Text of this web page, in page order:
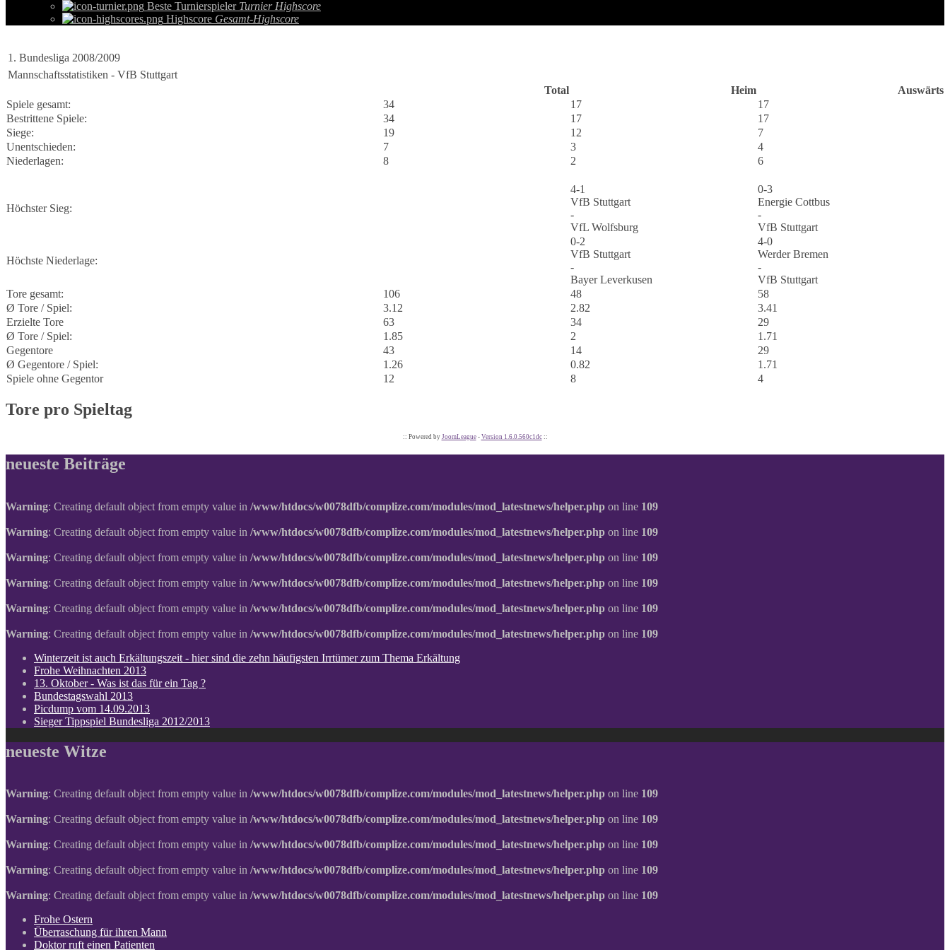
Beste Turnierspieler Turnier Highscore
Highscore Gesamt-Highscore
1. Bundesliga 2008/2009
Mannschaftsstatistiken - VfB Stuttgart
Total
Heim
Auswärts
Spiele gesamt:
34 17
17
Bestrittene Spiele:
34 17
17
Siege:
19 12
7
Unentschieden:
7 3
4
Niederlagen:
8 2 6
Höchster Sieg:
4-1
VfB Stuttgart
-
VfL Wolfsburg
0-3
Energie Cottbus
-
VfB Stuttgart
Höchste Niederlage:
0-2
VfB Stuttgart
-
Bayer Leverkusen
4-0
Werder Bremen
-
VfB Stuttgart
Tore gesamt:
106 48
58
Ø Tore / Spiel:
3.12 2.82
3.41
Erzielte Tore
63 34
29
Ø Tore / Spiel:
1.85 2
1.71
Gegentore
43 14
29
Ø Gegentore / Spiel:
1.26 0.82
1.71
Spiele ohne Gegentor
12 8 4
Tore pro Spieltag
:: Powered by JoomLeague- Version 1.6.0.560c1dc::
neueste Beiträge
Warning: Creating default object from empty value in /www/htdocs/w0078dfb/complize.com/modules/mod_latestnews/helper.php on line 109
Warning: Creating default object from empty value in /www/htdocs/w0078dfb/complize.com/modules/mod_latestnews/helper.php on line 109
Warning: Creating default object from empty value in /www/htdocs/w0078dfb/complize.com/modules/mod_latestnews/helper.php on line 109
Warning: Creating default object from empty value in /www/htdocs/w0078dfb/complize.com/modules/mod_latestnews/helper.php on line 109
Warning: Creating default object from empty value in /www/htdocs/w0078dfb/complize.com/modules/mod_latestnews/helper.php on line 109
Warning: Creating default object from empty value in /www/htdocs/w0078dfb/complize.com/modules/mod_latestnews/helper.php on line 109
Winterzeit ist auch Erkältungszeit - hier sind die zehn häufigsten Irrtümer zum Thema Erkältung
Frohe Weihnachten 2013
13. Oktober - Was ist das für ein Tag ?
Bundestagswahl 2013
Picdump vom 14.09.2013
Sieger Tippspiel Bundesliga 2012/2013
neueste Witze
Warning: Creating default object from empty value in /www/htdocs/w0078dfb/complize.com/modules/mod_latestnews/helper.php on line 109
Warning: Creating default object from empty value in /www/htdocs/w0078dfb/complize.com/modules/mod_latestnews/helper.php on line 109
Warning: Creating default object from empty value in /www/htdocs/w0078dfb/complize.com/modules/mod_latestnews/helper.php on line 109
Warning: Creating default object from empty value in /www/htdocs/w0078dfb/complize.com/modules/mod_latestnews/helper.php on line 109
Warning: Creating default object from empty value in /www/htdocs/w0078dfb/complize.com/modules/mod_latestnews/helper.php on line 109
Frohe Ostern
Überraschung für ihren Mann
Doktor ruft einen Patienten